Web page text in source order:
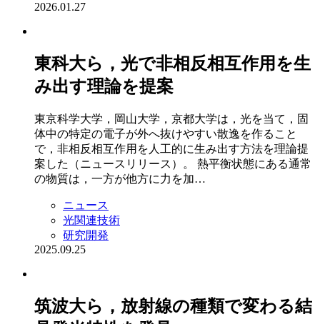
2026.01.27
東科大ら，光で非相反相互作用を生
み出す理論を提案
東京科学大学，岡山大学，京都大学は，光を当て，固
体中の特定の電子が外へ抜けやすい散逸を作ること
で，非相反相互作用を人工的に生み出す方法を理論提
案した（ニュースリリース）。 熱平衡状態にある通常
の物質は，一方が他方に力を加…
ニュース
光関連技術
研究開発
2025.09.25
筑波大ら，放射線の種類で変わる結